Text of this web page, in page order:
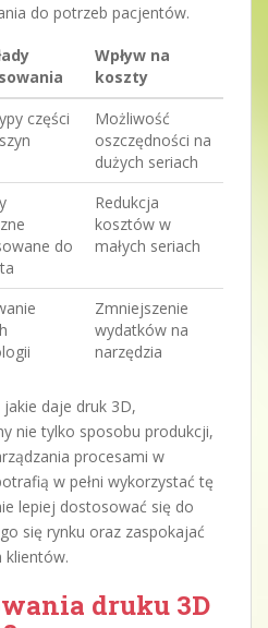
do potrzeb pacjentów.
Wpływ na
koszty
części
Możliwość
oszczędności na
dużych seriach
do
Redukcja
kosztów w
małych seriach
Zmniejszenie
wydatków na
narzędzia
daje druk 3D,
nie tylko sposobu produkcji,
procesami w
w pełni wykorzystać tę
lepiej dostosować się do
się rynku oraz zaspokajać
klientów.
druku 3D